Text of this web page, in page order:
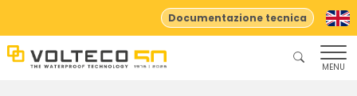
Documentazione tecnica
MENU